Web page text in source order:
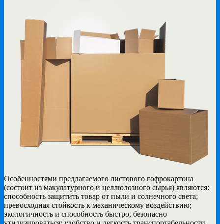
Особенностями предлагаемого листового гофрокартона
(состоит из макулатурного и целлюлозного сырья) являются:
способность защитить товар от пыли и солнечного света;
превосходная стойкость к механическому воздействию;
экологичность и способность быстро, безопасно